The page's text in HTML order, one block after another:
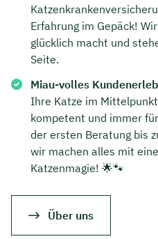
Erfahrung im Gepäck!
glücklich macht und
Seite.
Miau-volles
Ihre Katze im
kompetent und immer
der ersten Beratung bis
wir machen alles mit
Katzenmagie! 🌟🐾
Über uns